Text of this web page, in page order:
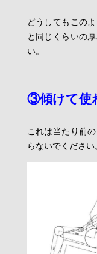
どうしてもこの
と同じくらいの
い。
③傾けて使
これは当たり前
らないでください